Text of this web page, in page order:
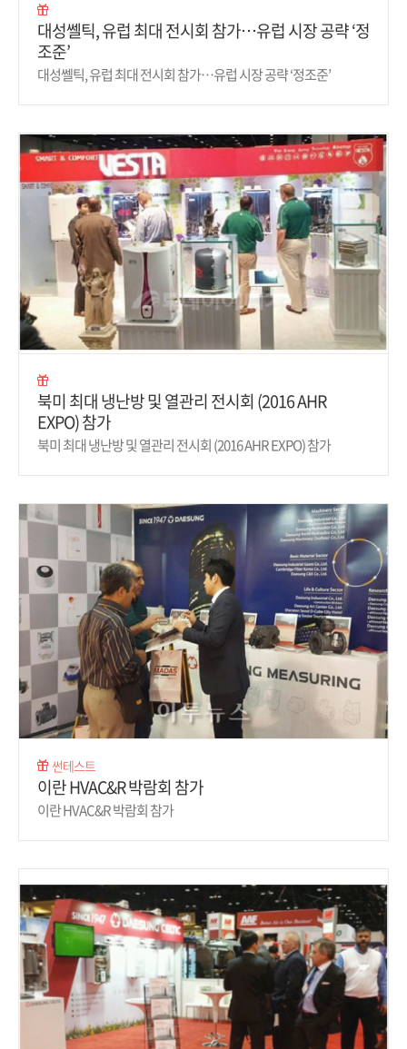
대성쎌틱, 유럽 최대 전시회 참가…유럽 시장 공략 ‘정
조준’
대성쎌틱, 유럽 최대 전시회 참가…유럽 시장 공략 ‘정조준’
북미 최대 냉난방 및 열관리 전시회 (2016 AHR
EXPO) 참가
북미 최대 냉난방 및 열관리 전시회 (2016 AHR EXPO) 참가
썬테스트
이란 HVAC&R 박람회 참가
이란 HVAC&R 박람회 참가